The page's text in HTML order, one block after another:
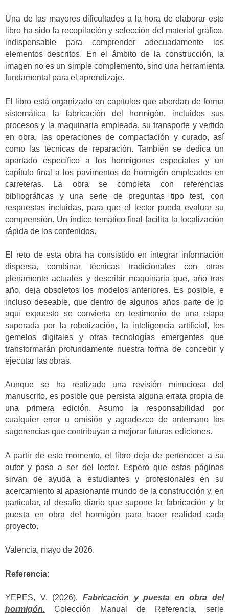
Una de las mayores dificultades a la hora de elaborar este
libro ha sido la recopilación y selección del material gráfico,
indispensable para comprender adecuadamente los
elementos descritos. En el ámbito de la construcción, la
imagen no es un simple complemento, sino una herramienta
fundamental para el aprendizaje.
El libro está organizado en capítulos que abordan de forma
sistemática la fabricación del hormigón, incluidos sus
procesos y la maquinaria empleada, su transporte y vertido
en obra, las operaciones de compactación y curado, así
como las técnicas de reparación. También se dedica un
apartado específico a los hormigones especiales y un
capítulo final a los pavimentos de hormigón empleados en
carreteras. La obra se completa con referencias
bibliográficas y una serie de preguntas tipo test, con
respuestas incluidas, para que el lector pueda evaluar su
comprensión. Un índice temático final facilita la localización
rápida de los contenidos.
El reto de esta obra ha consistido en integrar información
dispersa, combinar técnicas tradicionales con otras
plenamente actuales y describir maquinaria que, año tras
año, deja obsoletos los modelos anteriores. Es posible, e
incluso deseable, que dentro de algunos años parte de lo
aquí expuesto se convierta en testimonio de una etapa
superada por la robotización, la inteligencia artificial, los
gemelos digitales y otras tecnologías emergentes que
transformarán profundamente nuestra forma de concebir y
ejecutar las obras.
Aunque se ha realizado una revisión minuciosa del
manuscrito, es posible que persista alguna errata propia de
una primera edición. Asumo la responsabilidad por
cualquier error u omisión y agradezco de antemano las
sugerencias que contribuyan a mejorar futuras ediciones.
A partir de este momento, el libro deja de pertenecer a su
autor y pasa a ser del lector. Espero que estas páginas
sirvan de ayuda a estudiantes y profesionales en su
acercamiento al apasionante mundo de la construcción y, en
particular, al desafío diario que supone la fabricación y la
puesta en obra del hormigón para hacer realidad cada
proyecto.
Valencia, mayo de 2026.
Referencia:
YEPES, V. (2026). Fabricación y puesta en obra del
hormigón. Colección Manual de Referencia, serie